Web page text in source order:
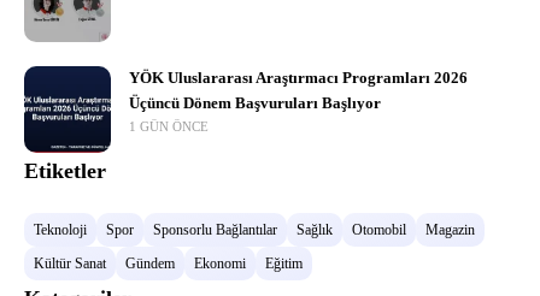
YÖK Uluslararası Araştırmacı Programları 2026
Üçüncü Dönem Başvuruları Başlıyor
1 GÜN ÖNCE
Etiketler
Teknoloji Spor Sponsorlu Bağlantılar Sağlık Otomobil
Magazin
Kültür Sanat
Gündem Ekonomi Eğitim